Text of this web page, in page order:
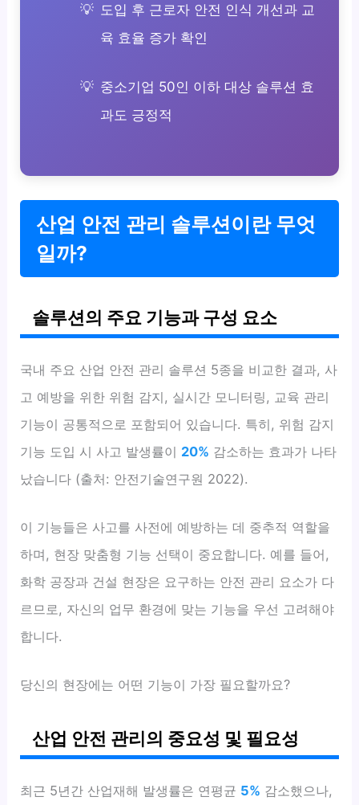
도입 후 근로자 안전 인식 개선과 교
육 효율 증가 확인
중소기업 50인 이하 대상 솔루션 효
과도 긍정적
산업 안전 관리 솔루션이란 무엇
일까?
솔루션의 주요 기능과 구성 요소
국내 주요 산업 안전 관리 솔루션 5종을 비교한 결과, 사
고 예방을 위한 위험 감지, 실시간 모니터링, 교육 관리
기능이 공통적으로 포함되어 있습니다. 특히, 위험 감지
기능 도입 시 사고 발생률이 20% 감소하는 효과가 나타
났습니다 (출처: 안전기술연구원 2022).
이 기능들은 사고를 사전에 예방하는 데 중추적 역할을
하며, 현장 맞춤형 기능 선택이 중요합니다. 예를 들어,
화학 공장과 건설 현장은 요구하는 안전 관리 요소가 다
르므로, 자신의 업무 환경에 맞는 기능을 우선 고려해야
합니다.
당신의 현장에는 어떤 기능이 가장 필요할까요?
산업 안전 관리의 중요성 및 필요성
최근 5년간 산업재해 발생률은 연평균 5% 감소했으나,